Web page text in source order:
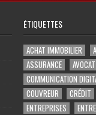
ÉTIQUETTES
ACHAT IMMOBILIER
ASSURANCE
AVOCAT
COMMUNICATION
COUVREUR
CRÉDIT
ENTREPRISES